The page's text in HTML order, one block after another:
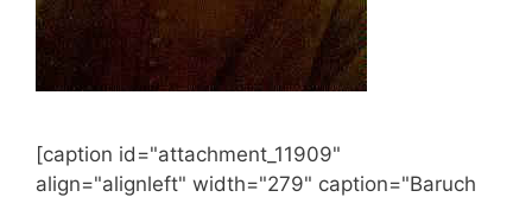
[caption id="attachment_11909"
align="alignleft" width="279" caption="Baruch